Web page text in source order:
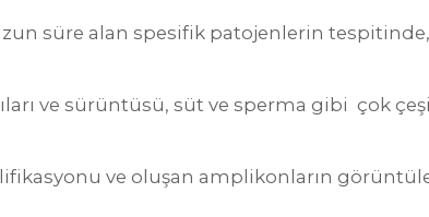
süre alan spesifik patojenlerin
ve sürüntüsü, süt ve sperma gibi çok
ve oluşan amplikonların